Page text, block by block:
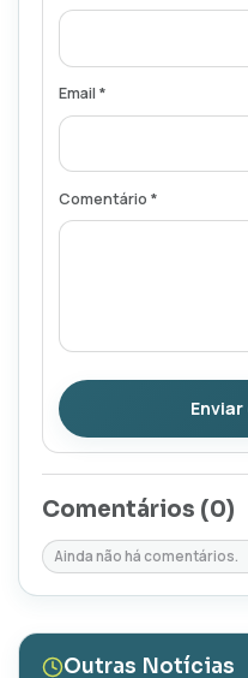
Email *
Comentário *
Comentários (0)
Ainda não há comentários.
Outras Notícias